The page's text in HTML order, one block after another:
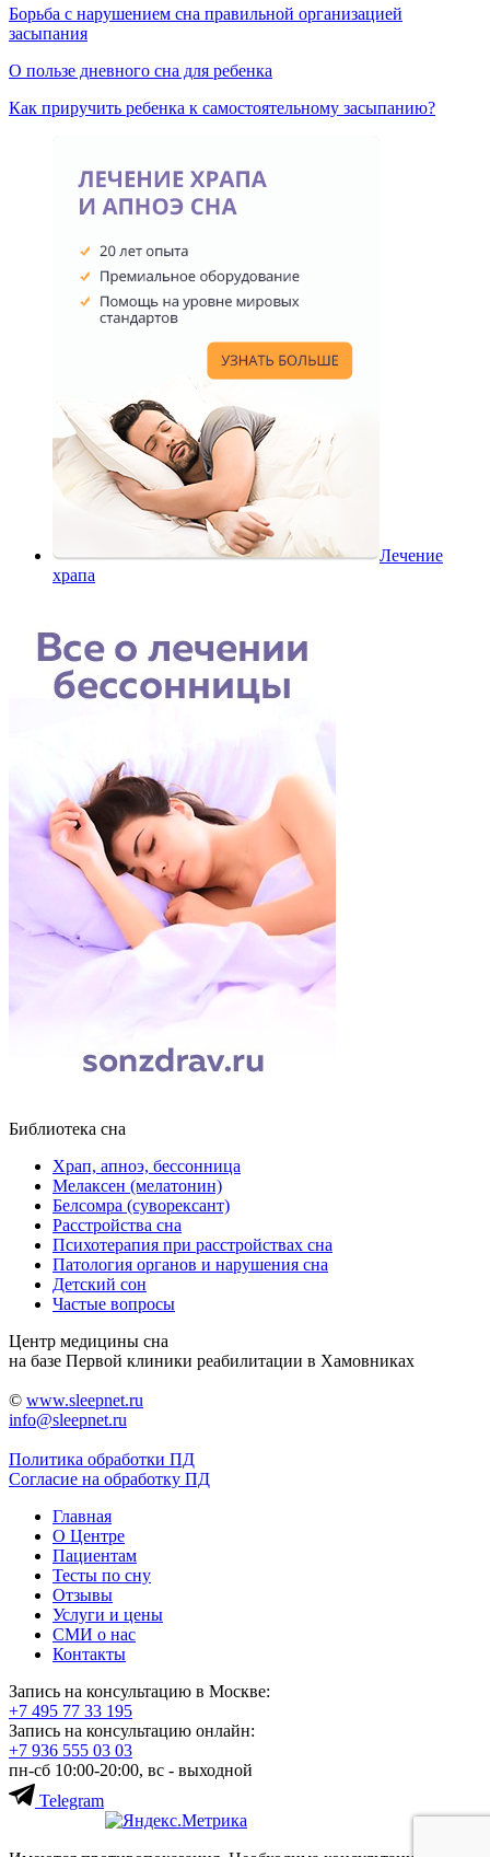
Борьба с нарушением сна правильной организацией
засыпания
О пользе дневного сна для ребенка
Как приручить ребенка к самостоятельному засыпанию?
Лечение
храпа
Библиотека сна
Храп, апноэ, бессонница
Мелаксен (мелатонин)
Белсомра (суворексант)
Расстройства сна
Психотерапия при расстройствах сна
Патология органов и нарушения сна
Детский сон
Частые вопросы
Центр медицины сна
на базе Первой клиники реабилитации в Хамовниках
© www.sleepnet.ru
info@sleepnet.ru
Политика обработки ПД
Согласие на обработку ПД
Главная
О Центре
Пациентам
Тесты по сну
Отзывы
Услуги и цены
СМИ о нас
Контакты
Запись на консультацию в Москве:
+7 495 77 33 195
Запись на консультацию онлайн:
+7 936 555 03 03
пн-сб 10:00-20:00, вс - выходной
Telegram